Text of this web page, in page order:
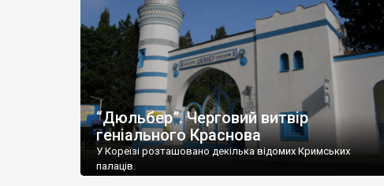
“Дюльбер”. Черговий витвір
геніального Краснова
У Кореїзі розташовано декілька відомих Кримських
палаців.